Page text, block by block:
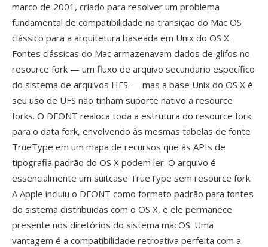
marco de 2001, criado para resolver um problema
fundamental de compatibilidade na transição do Mac OS
clássico para a arquitetura baseada em Unix do OS X.
Fontes clássicas do Mac armazenavam dados de glifos no
resource fork — um fluxo de arquivo secundario específico
do sistema de arquivos HFS — mas a base Unix do OS X é
seu uso de UFS não tinham suporte nativo a resource
forks. O DFONT realoca toda a estrutura do resource fork
para o data fork, envolvendo às mesmas tabelas de fonte
TrueType em um mapa de recursos que às APIs de
tipografia padrão do OS X podem ler. O arquivo é
essencialmente um suitcase TrueType sem resource fork.
A Apple incluiu o DFONT como formato padrão para fontes
do sistema distribuidas com o OS X, e ele permanece
presente nos diretórios do sistema macOS. Uma
vantagem é a compatibilidade retroativa perfeita com a